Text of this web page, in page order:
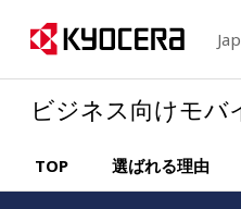
ビジネス向けモバ
TOP 選ばれる理由